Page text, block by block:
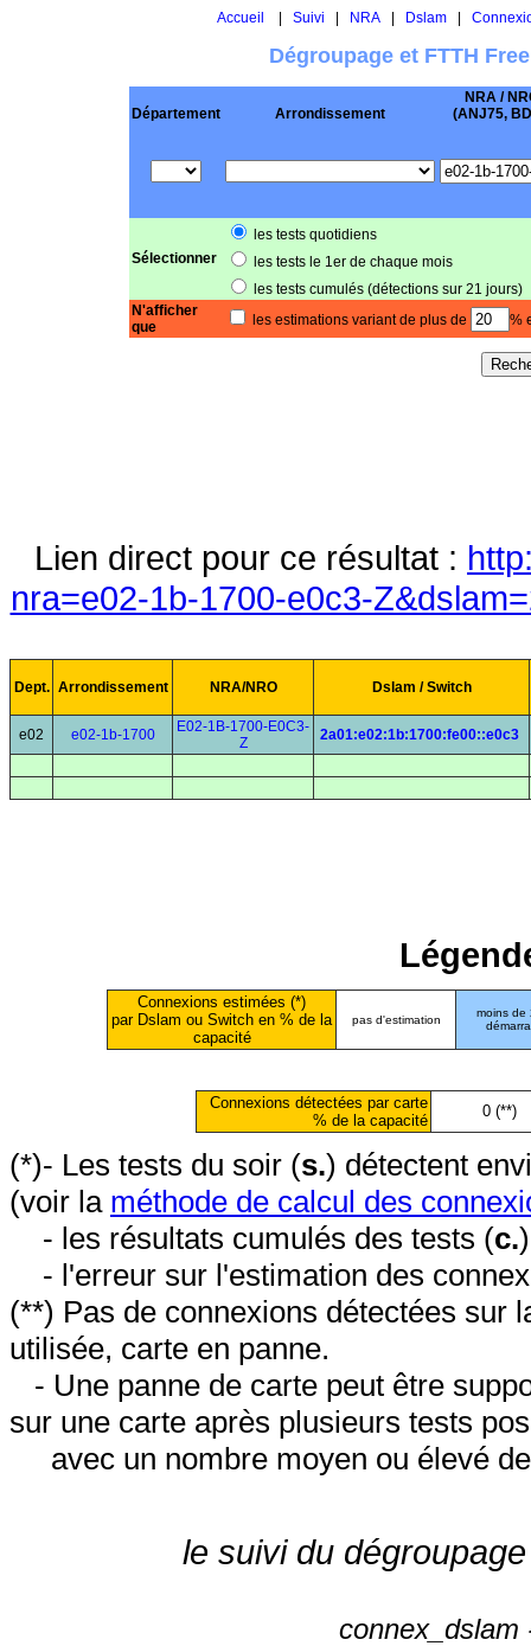
Accueil Suivi NRA| Dslam|
Dégroupage et FTTH
Département Arrondissement
NRA /
(ANJ75,
Sélectionner
les tests quotidiens
les tests le 1er de chaque mois
les tests cumulés (détections sur 21 jours)
N'afficher
que
les estimations variant de plus de %
Lien direct pour ce résultat :
nra=e02-1b-1700-e0c3-
Dept. Arrondissement NRA/NRO Dslam / Switch
e02 e02-1b-1700
E02-1B-1700-E0C3-
Z
2a01:e02:1b:1700:fe00::e0c3
Connexions estimées (*)
par Dslam ou Switch en % de la
capacité
pas d'estimation
moins de
Connexions détectées par carte
% de la capacité
0 (**)
(*)- Les tests du soir (s.) détectent
(voir la méthode de calcul des
- les résultats cumulés des tests (c.
- l'erreur sur l'estimation des
(**) Pas de connexions détectées sur
utilisée, carte en panne.
- Une panne de carte peut être
sur une carte après plusieurs tests
avec un nombre moyen ou élevé
le suivi du
connex_dslam